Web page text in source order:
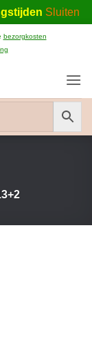
Sluiten
bezorgkosten